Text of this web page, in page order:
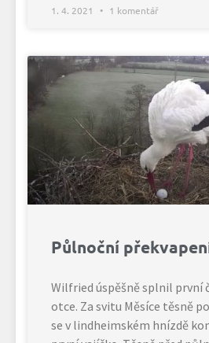
1. 4. 2021 1 komentář
Půlnoční
Wilfried úspěšně splnil první
otce. Za svitu Měsíce těsně
se v lindheimském hnízdě